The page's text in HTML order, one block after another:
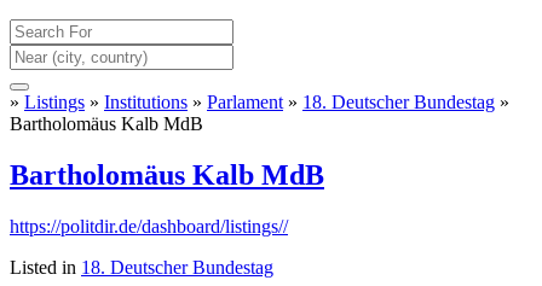
» Listings » Institutions » Parlament » 18. Deutscher Bundestag »
Bartholomäus Kalb MdB
Bartholomäus Kalb MdB
https://politdir.de/dashboard/listings//
Listed in 18. Deutscher Bundestag